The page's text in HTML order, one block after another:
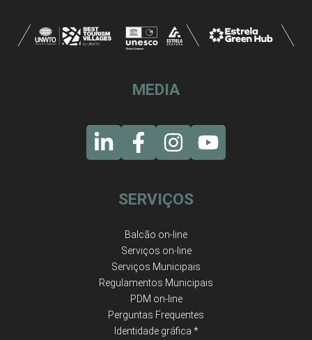
MEDIA
SERVIÇOS
Balcão on-line
Serviços on-line
Serviços Municipais
Regulamentos Municipais
PDM on-line
Perguntas Frequentes
Identidade gráfica *